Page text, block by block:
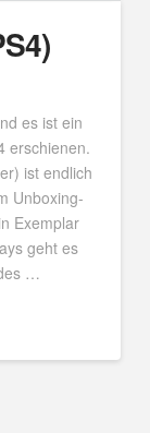
es ist ein
erschienen.
ist endlich
Unboxing-
Exemplar
geht es
…